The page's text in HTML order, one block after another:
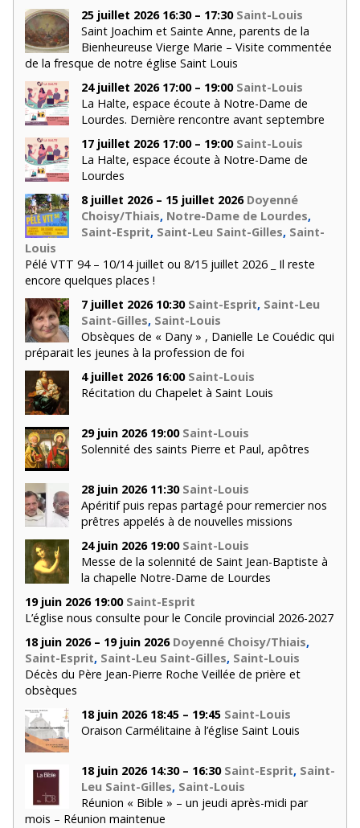
25 juillet 2026 16:30 – 17:30 Saint-Louis
Saint Joachim et Sainte Anne, parents de la
Bienheureuse Vierge Marie – Visite commentée
de la fresque de notre église Saint Louis
24 juillet 2026 17:00 – 19:00 Saint-Louis
La Halte, espace écoute à Notre-Dame de
Lourdes. Dernière rencontre avant septembre
17 juillet 2026 17:00 – 19:00 Saint-Louis
La Halte, espace écoute à Notre-Dame de
Lourdes
8 juillet 2026 – 15 juillet 2026 Doyenné
Choisy/Thiais, Notre-Dame de Lourdes,
Saint-Esprit, Saint-Leu Saint-Gilles, Saint-
Louis
Pélé VTT 94 – 10/14 juillet ou 8/15 juillet 2026 _ Il reste
encore quelques places !
7 juillet 2026 10:30 Saint-Esprit, Saint-Leu
Saint-Gilles, Saint-Louis
Obsèques de « Dany » , Danielle Le Couédic qui
préparait les jeunes à la profession de foi
4 juillet 2026 16:00 Saint-Louis
Récitation du Chapelet à Saint Louis
29 juin 2026 19:00 Saint-Louis
Solennité des saints Pierre et Paul, apôtres
28 juin 2026 11:30 Saint-Louis
Apéritif puis repas partagé pour remercier nos
prêtres appelés à de nouvelles missions
24 juin 2026 19:00 Saint-Louis
Messe de la solennité de Saint Jean-Baptiste à
la chapelle Notre-Dame de Lourdes
19 juin 2026 19:00 Saint-Esprit
L’église nous consulte pour le Concile provincial 2026-2027
18 juin 2026 – 19 juin 2026 Doyenné Choisy/Thiais,
Saint-Esprit, Saint-Leu Saint-Gilles, Saint-Louis
Décès du Père Jean-Pierre Roche Veillée de prière et
obsèques
18 juin 2026 18:45 – 19:45 Saint-Louis
Oraison Carmélitaine à l’église Saint Louis
18 juin 2026 14:30 – 16:30 Saint-Esprit, Saint-
Leu Saint-Gilles, Saint-Louis
Réunion « Bible » – un jeudi après-midi par
mois – Réunion maintenue